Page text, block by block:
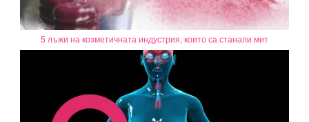
5 лъжи на козметичната индустрия, които са станали мит